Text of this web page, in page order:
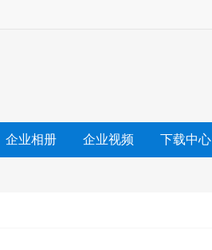
企业相册 企业视频 下载中心